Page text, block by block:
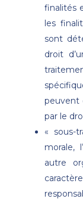
finalités
les
sont
droit
peuvent
par le
« sous-
morale,
autre